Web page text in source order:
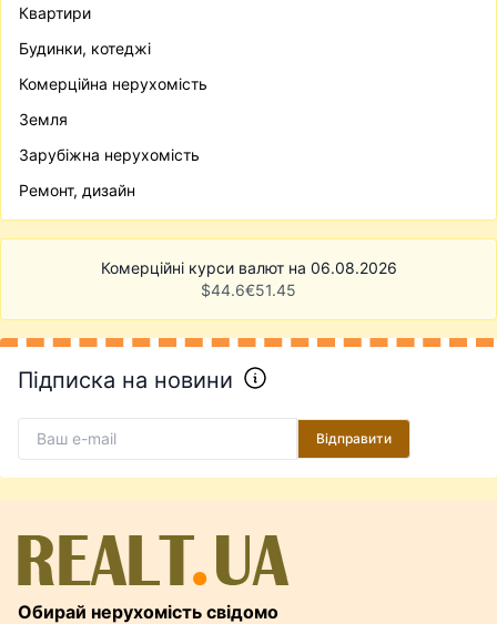
Квартири
Будинки, котеджі
Комерційна нерухомість
Земля
Зарубіжна нерухомість
Ремонт, дизайн
Комерційні курси валют на 06.08.2026
$44.6€51.45
Підписка на новини
Відправити
Обирай нерухомість свідомо